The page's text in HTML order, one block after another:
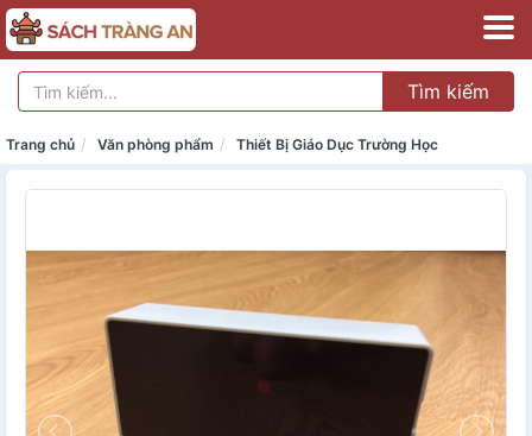
Tìm kiếm
Trang chủ Văn phòng phẩm Thiết Bị Giáo Dục Trường Học